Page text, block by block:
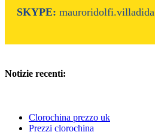
SKYPE: mauroridolfi.villadida
Notizie recenti:
Clorochina prezzo uk
Prezzi clorochina